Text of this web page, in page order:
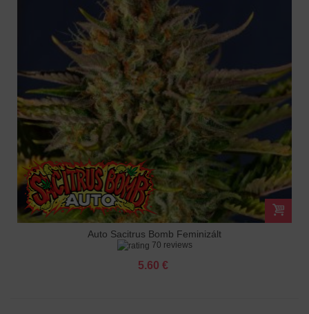
Auto Sacitrus Bomb Feminizált
70 reviews
5.60 €